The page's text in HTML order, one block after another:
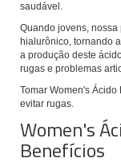
saudável.
Quando jovens,
hialurônico, tornando
a produção deste
rugas e problemas
Tomar Women's
evitar rugas.
Women's
Benefícios